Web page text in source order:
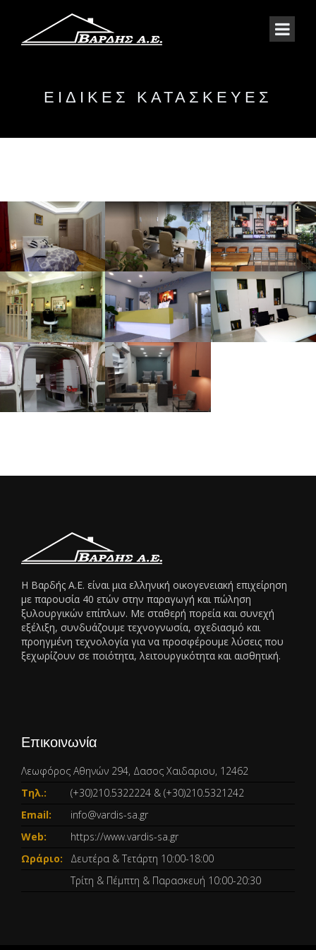
ΕΙΔΙΚΕΣ ΚΑΤΑΣΚΕΥΕΣ
Η Βαρδής Α.Ε. είναι μια ελληνική οικογενειακή επιχείρηση
με παρουσία 40 ετών στην παραγωγή και πώληση
ξυλουργικών επίπλων. Με σταθερή πορεία και συνεχή
εξέλιξη, συνδυάζουμε τεχνογνωσία, σχεδιασμό και
προηγμένη τεχνολογία για να προσφέρουμε λύσεις που
ξεχωρίζουν σε ποιότητα, λειτουργικότητα και αισθητική.
Επικοινωνία
Λεωφόρος Αθηνών 294, Δασος Χαιδαριου, 12462
Τηλ.:
(+30)210.5322224 & (+30)210.5321242
Email:
info@vardis-sa.gr
Web:
https://www.vardis-sa.gr
Ωράριο:
Δευτέρα & Τετάρτη 10:00-18:00
Τρίτη & Πέμπτη & Παρασκευή 10:00-20:30